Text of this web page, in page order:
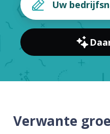
Verwante